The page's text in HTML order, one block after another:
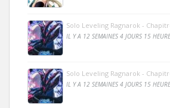
Solo Leveling Ragnarok -
IL Y A 12 SEMAINES 4 JOURS 15
Solo Leveling Ragnarok -
IL Y A 12 SEMAINES 4 JOURS 15